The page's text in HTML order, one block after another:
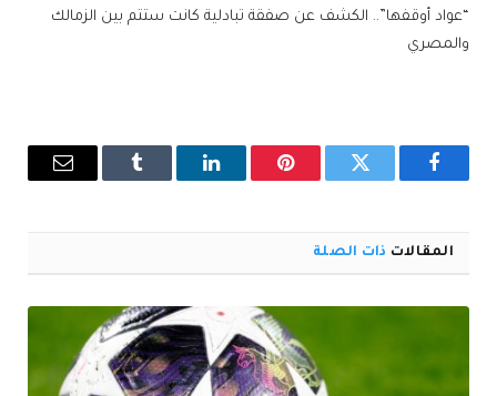
“عواد أوقفها”.. الكشف عن صفقة تبادلية كانت ستتم بين الزمالك
والمصري
فيسبوك تويتر بينتيريستلينكدإن Tumblr
البريد
المقالات ذات الصلة